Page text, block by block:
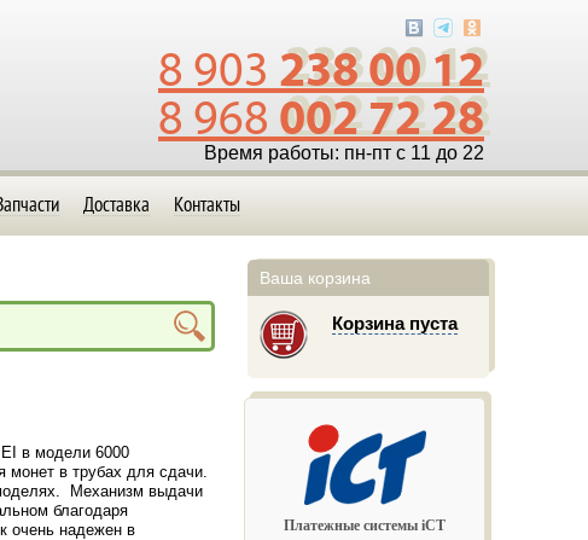
8 903 238 00 12
8 968 002 72 28
Время работы: пн-пт с 11 до 22
Доставка Контакты
в модели 6000
монет в трубах для сдачи.
Механизм выдачи
благодаря
очень надежен в
Ваша корзина
Корзина пуста
Платежные системы iCT